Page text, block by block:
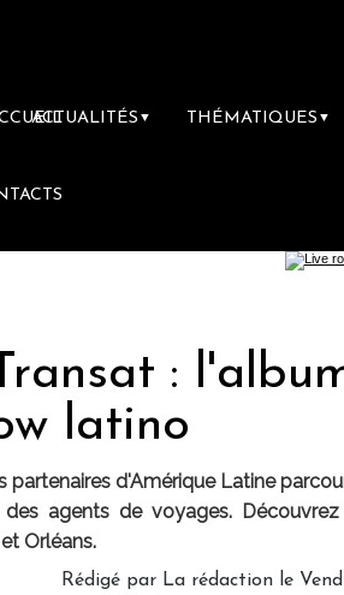
ACTUALITÉS ▼ THÉMATIQUES ▼
:
latino
partenaires d'Amérique Latine
agents de voyages.
Orléans.
Rédigé par La rédaction le